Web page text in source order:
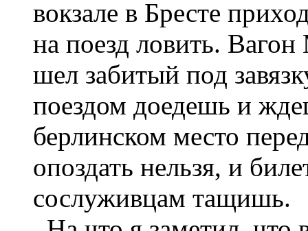
вокзале в Бресте
на поезд ловить.
шел забитый под
поездом доедешь и
берлинском место
опоздать нельзя, и
сослуживцам тащишь.